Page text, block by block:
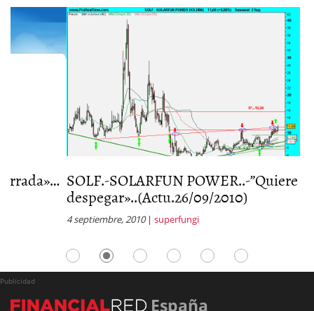
SOLF.-SOLARFUN POWER..-”Quiere
despegar»..(Actu.26/09/2010)
4 septiembre, 2010|superfungi
Publicidad
España